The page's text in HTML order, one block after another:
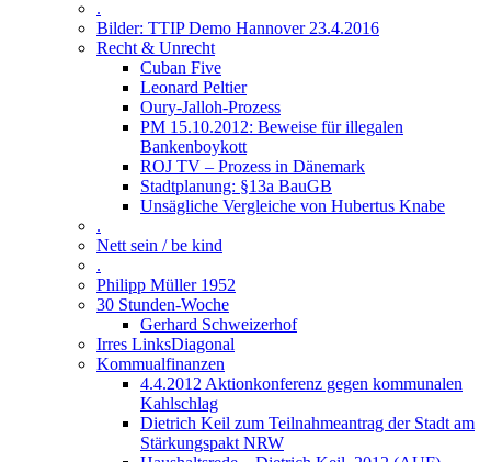
.
Bilder: TTIP Demo Hannover 23.4.2016
Recht & Unrecht
Cuban Five
Leonard Peltier
Oury-Jalloh-Prozess
PM 15.10.2012: Beweise für illegalen
Bankenboykott
ROJ TV – Prozess in Dänemark
Stadtplanung: §13a BauGB
Unsägliche Vergleiche von Hubertus Knabe
.
Nett sein / be kind
.
Philipp Müller 1952
30 Stunden-Woche
Gerhard Schweizerhof
Irres LinksDiagonal
Kommualfinanzen
4.4.2012 Aktionkonferenz gegen kommunalen
Kahlschlag
Dietrich Keil zum Teilnahmeantrag der Stadt am
Stärkungspakt NRW